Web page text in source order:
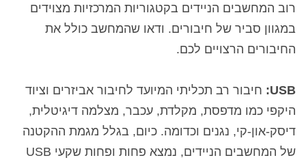
רוב המחשבים הניידים בקטגוריות המרכזיות מצוידים
במגוון סביר של חיבורים. ודאו שהמחשב כולל את
החיבורים הרצויים לכם.
USB:
חיבור רב תכליתי המיועד לחיבור אביזרים וציוד
היקפי כמו מדפסת, מקלדת, עכבר, מצלמה דיגיטלית,
דיסק-און-קי, נגנים וכדומה. כיום, בגלל מגמת ההקטנה
של המחשבים הניידים, נמצא פחות ופחות שקעי USB